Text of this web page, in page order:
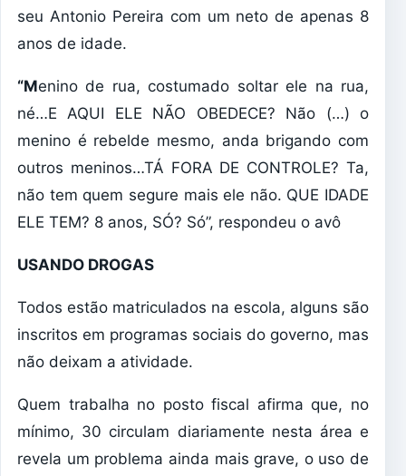
seu Antonio Pereira com um neto de apenas 8
anos de idade.
“Menino de rua, costumado soltar ele na rua,
né…E AQUI ELE NÃO OBEDECE? Não (…) o
menino é rebelde mesmo, anda brigando com
outros meninos…TÁ FORA DE CONTROLE? Ta,
não tem quem segure mais ele não. QUE IDADE
ELE TEM? 8 anos, SÓ? Só”, respondeu o avô
USANDO DROGAS
Todos estão matriculados na escola, alguns são
inscritos em programas sociais do governo, mas
não deixam a atividade.
Quem trabalha no posto fiscal afirma que, no
mínimo, 30 circulam diariamente nesta área e
revela um problema ainda mais grave, o uso de